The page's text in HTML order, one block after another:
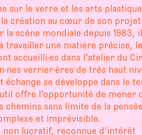
sur le verre et les arts
création au cœur de son
scène mondiale depuis 1983, il
travailler une matière précise, le
accueilli·es dans l’atelier du
verrier·ères de très haut
échange se développe dans le
offre l’opportunité de mener
chemins sans limite de la pensée
et imprévisible.
non lucratif, reconnue d’intérêt